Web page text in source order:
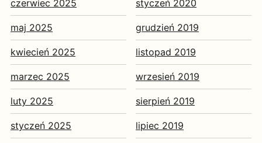
czerwiec 2025
maj 2025
kwiecień 2025
marzec 2025
luty 2025
styczeń 2025
styczeń 2020
grudzień 2019
listopad 2019
wrzesień 2019
sierpień 2019
lipiec 2019